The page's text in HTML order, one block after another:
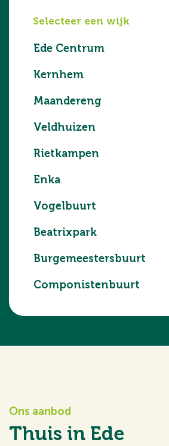
Selecteer een wijk
Ede Centrum
Kernhem
Maandereng
Veldhuizen
Rietkampen
Enka
Vogelbuurt
Beatrixpark
Burgemeestersbuurt
Componistenbuurt
Ons aanbod
Thuis in Ede